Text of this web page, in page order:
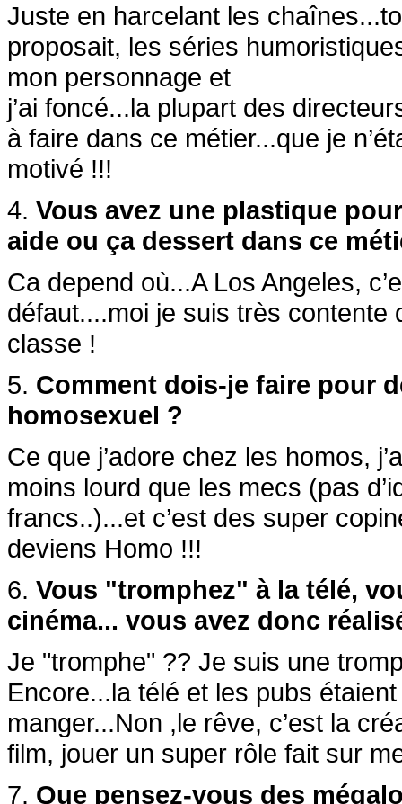
Juste en harcelant les
proposait, les séries
mon personnage et
j’ai foncé...la plupart des
à faire dans ce métier...que je
motivé !!!
4. Vous avez une plastique
aide ou ça dessert dans ce
Ca depend où...A Los Angeles,
défaut....moi je suis très contente
classe !
5. Comment dois-je faire pour
homosexuel ?
Ce que j’adore chez les homos,
moins lourd que les mecs (pas
francs..)...et c’est des super
deviens Homo !!!
6. Vous "tromphez" à la télé,
cinéma... vous avez donc
Je "tromphe" ?? Je suis une
Encore...la télé et les pubs
manger...Non ,le rêve, c’est la
film, jouer un super rôle fait sur
7. Que pensez-vous des